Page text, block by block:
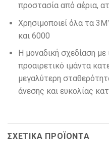
προστασία από αέρια,
Χρησιμοποιεί όλα τα
και 6000
Η μοναδική σχεδίαση
προαιρετικό ιμάντα
μεγαλύτερη
άνεσης και ευκολίας
ΣΧΕΤΙΚΆ ΠΡΟΪΌΝΤΑ